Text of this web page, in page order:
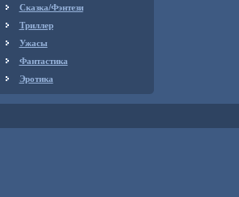
Сказка/Фэнтези
Триллер
Ужасы
Фантастика
Эротика